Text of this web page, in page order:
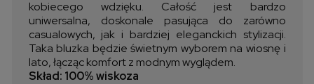
kobiecego wdzięku. Całość jest bardzo
uniwersalna, doskonale pasująca do zarówno
casualowych, jak i bardziej eleganckich stylizacji.
Taka bluzka będzie świetnym wyborem na wiosnę i
lato, łącząc komfort z modnym wyglądem.
Skład: 100% wiskoza